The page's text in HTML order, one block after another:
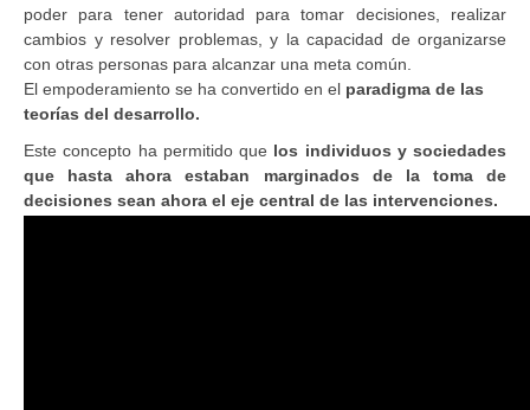
poder para tener autoridad para tomar decisiones, realizar
cambios y resolver problemas, y la capacidad de organizarse
con otras personas para alcanzar una meta común.
El empoderamiento se ha convertido en el paradigma de las
teorías del desarrollo.
Este concepto ha permitido que los individuos y sociedades
que hasta ahora estaban marginados de la toma de
decisiones sean ahora el eje central de las intervenciones.